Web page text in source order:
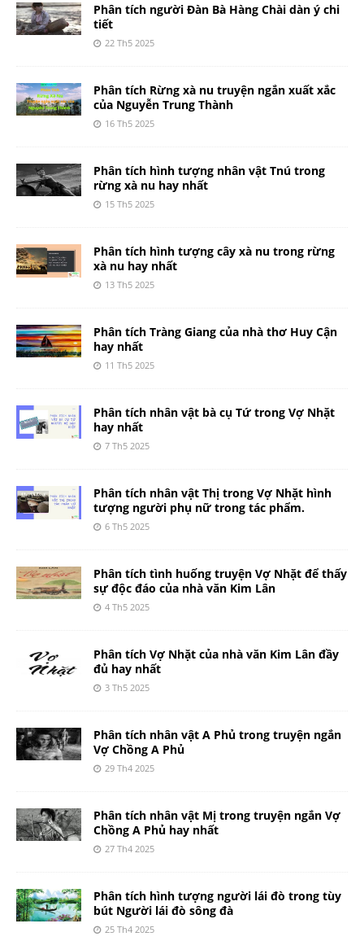
Phân tích người Đàn Bà Hàng Chài dàn ý chi
tiết
22 Th5 2025
Phân tích Rừng xà nu truyện ngắn xuất xắc
của Nguyễn Trung Thành
16 Th5 2025
Phân tích hình tượng nhân vật Tnú trong
rừng xà nu hay nhất
15 Th5 2025
Phân tích hình tượng cây xà nu trong rừng
xà nu hay nhất
13 Th5 2025
Phân tích Tràng Giang của nhà thơ Huy Cận
hay nhất
11 Th5 2025
Phân tích nhân vật bà cụ Tứ trong Vợ Nhặt
hay nhất
7 Th5 2025
Phân tích nhân vật Thị trong Vợ Nhặt hình
tượng người phụ nữ trong tác phẩm.
6 Th5 2025
Phân tích tình huống truyện Vợ Nhặt để thấy
sự độc đáo của nhà văn Kim Lân
4 Th5 2025
Phân tích Vợ Nhặt của nhà văn Kim Lân đầy
đủ hay nhất
3 Th5 2025
Phân tích nhân vật A Phủ trong truyện ngắn
Vợ Chồng A Phủ
29 Th4 2025
Phân tích nhân vật Mị trong truyện ngắn Vợ
Chồng A Phủ hay nhất
27 Th4 2025
Phân tích hình tượng người lái đò trong tùy
bút Người lái đò sông đà
25 Th4 2025